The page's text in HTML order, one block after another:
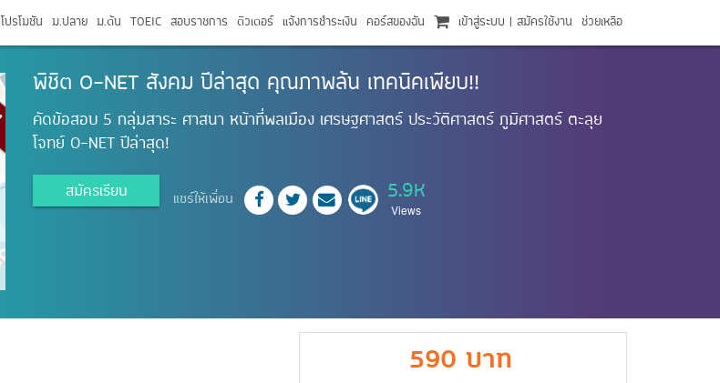
เข้าสู่ระบบ | สมัครใช้งาน ช่วยเหลือ
โปรโมชัน ม.ปลาย ม.ต้น TOEIC สอบราชการ ติวเตอร์ แจ้งการชำระเงิน คอร์สของฉัน
พิชิต O-NET สังคม ปีล่าสุด คุณภาพล้น เทคนิคเพียบ!!
คัดข้อสอบ 5 กลุ่มสาระ ศาสนา หน้าที่พลเมือง เศรษฐศาสตร์ ประวัติศาสตร์ ภูมิศาสตร์ ตะลุย
โจทย์ O-NET ปีล่าสุด!
สมัครเรียน แชร์ให้เพื่อน 5.9K
Views
590 บาท